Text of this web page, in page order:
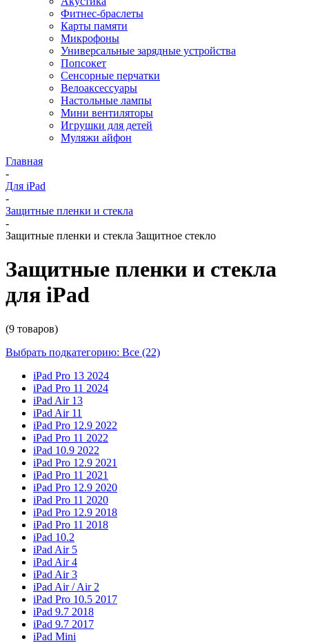
Фитнес-браслеты
Карты памяти
Микрофоны
Универсальные зарядные устройства
Попсокет
Сенсорные перчатки
Велоаксессуары
Настольные лампы
Мини вентиляторы
Игрушки для детей
Муляжи айфон
Главная
-
Для iPad
-
Защитные пленки и стекла
-
Защитные пленки и стекла Защитное стекло
Защитные пленки и стекла
для iPad
(9 товаров)
Выбрать подкатегорию: Все (22)
iPad Pro 13 2024
iPad Pro 11 2024
iPad Air 13
iPad Air 11
iPad Pro 12.9 2022
iPad Pro 11 2022
iPad 10.9 2022
iPad Pro 12.9 2021
iPad Pro 11 2021
iPad Pro 12.9 2020
iPad Pro 11 2020
iPad Pro 12.9 2018
iPad Pro 11 2018
iPad 10.2
iPad Air 5
iPad Air 4
iPad Air 3
iPad Air / Air 2
iPad Pro 10.5 2017
iPad 9.7 2018
iPad 9.7 2017
iPad Mini